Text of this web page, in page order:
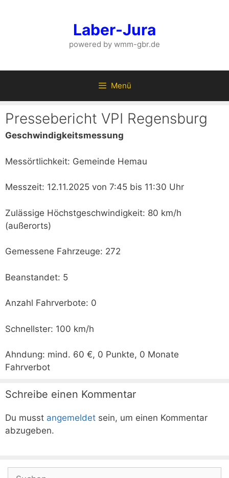
Laber-Jura
powered by wmm-gbr.de
Menü
Pressebericht VPI Regensburg
Geschwindigkeitsmessung
Messörtlichkeit: Gemeinde Hemau
Messzeit: 12.11.2025 von 7:45 bis 11:30 Uhr
Zulässige Höchstgeschwindigkeit: 80 km/h
(außerorts)
Gemessene Fahrzeuge: 272
Beanstandet: 5
Anzahl Fahrverbote: 0
Schnellster: 100 km/h
Ahndung: mind. 60 €, 0 Punkte, 0 Monate
Fahrverbot
Schreibe einen Kommentar
Du musst angemeldet sein, um einen Kommentar
abzugeben.